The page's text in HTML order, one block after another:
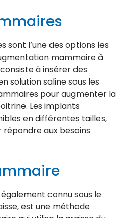
sont l’une des options les
mammaire à
à insérer des
solution saline sous les
pour augmenter la
Les implants
en différentes tailles,
aux besoins
connu sous le
est une méthode